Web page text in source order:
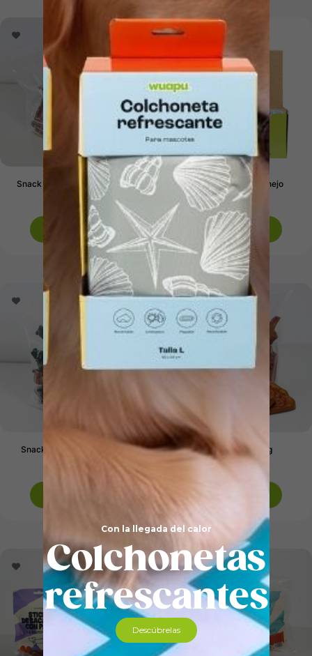
Snack Light BBQ Salmón. 1kg
Añadir al carrito
Snack Oreja de Conejo
3,29€
Añadir al carrito
Snack Ositos Rellenos. 1 kg
Snack Pizza. 1 kg
29,99€
Con la llegada del calor
Colchonetas
refrescantes
Descúbrelas